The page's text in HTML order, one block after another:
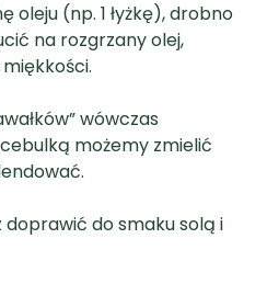
oleju (np. 1 łyżkę), drobno
na rozgrzany olej,
wówczas
możemy zmielić
do smaku solą i